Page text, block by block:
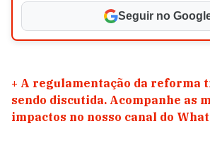
Seguir no
+ A regulamentação da reforma
sendo discutida. Acompanhe as
impactos no nosso canal do